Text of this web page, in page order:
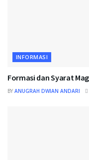
INFORMASI
Formasi dan Syarat
BY ANUGRAH DWIAN ANDARI